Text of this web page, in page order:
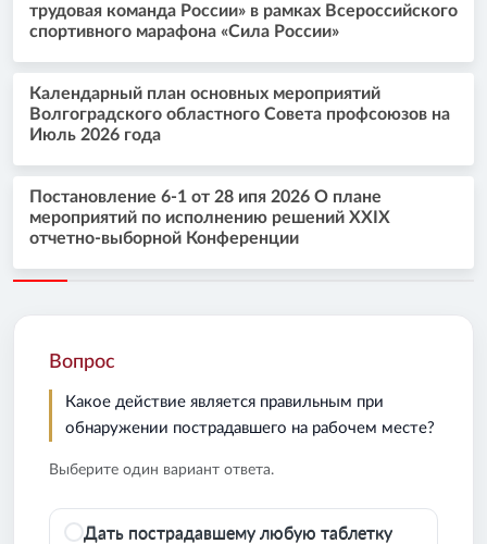
трудовая команда России» в рамках Всероссийского
спортивного марафона «Сила России»
Календарный план основных мероприятий
Волгоградского областного Совета профсоюзов на
Июль 2026 года
Постановление 6-1 от 28 ипя 2026 О плане
мероприятий по исполнению решений XXIX
отчетно-выборной Конференции
Вопрос
Какое действие является правильным при
обнаружении пострадавшего на рабочем месте?
Выберите один вариант ответа.
Дать пострадавшему любую таблетку